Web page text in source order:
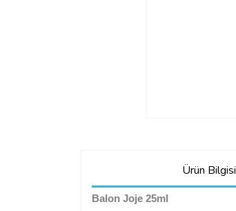
Ürün Bilgisi
Balon Joje 25ml